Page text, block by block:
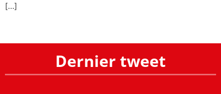
[…]
Dernier tweet